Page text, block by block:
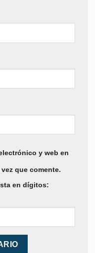
y web en
que comente.
en dígitos: